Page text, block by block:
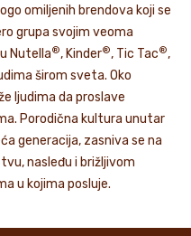
omiljenih brendova koji se
grupa svojim veoma
Nutella®, Kinder®, Tic Tac®,
širom sveta. Oko
ljudima da proslave
Porodična kultura unutar
generacija, zasniva se na
nasleđu i brižljivom
u kojima posluje.